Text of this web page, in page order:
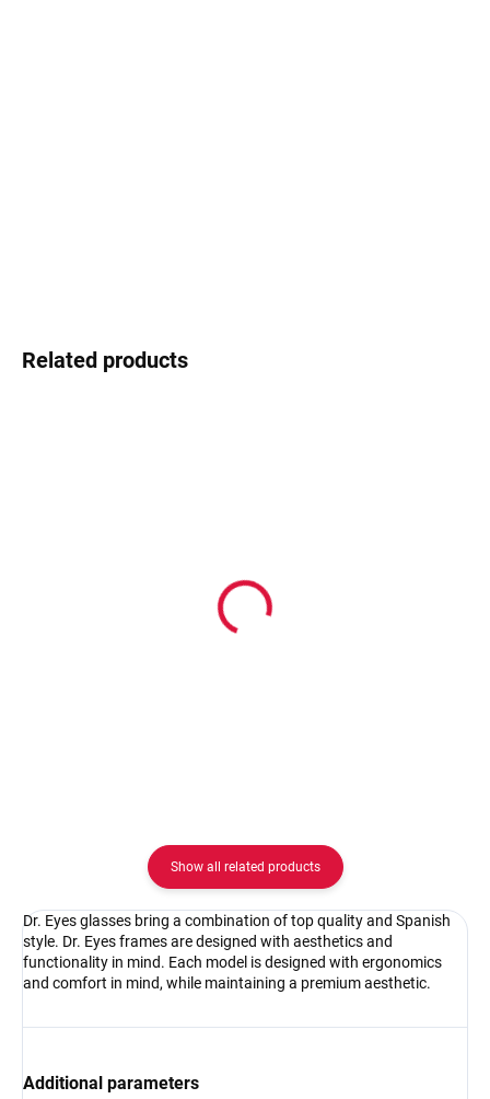
Related products
Show all related products
Dr. Eyes glasses bring a combination of top quality and Spanish
style. Dr. Eyes frames are designed with aesthetics and
functionality in mind. Each model is designed with ergonomics
and comfort in mind, while maintaining a premium aesthetic.
Additional parameters